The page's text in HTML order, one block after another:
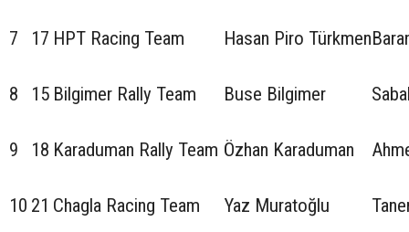
7 17 HPT Racing Team Hasan Piro Türkmen
8 15 Bilgimer Rally Team Buse Bilgimer
9 18 Karaduman Rally Team Özhan Karaduman
10 21 Chagla Racing Team Yaz Muratoğlu